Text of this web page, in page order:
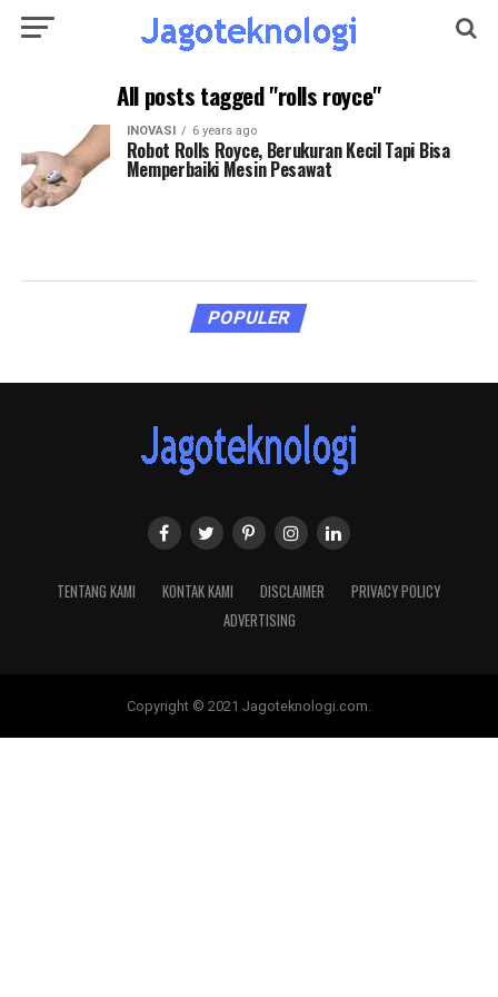
All posts tagged "rolls royce"
INOVASI 6 years ago
Robot Rolls Royce, Berukuran Kecil Tapi Bisa
Memperbaiki Mesin Pesawat
POPULER
TENTANG KAMI KONTAK KAMI DISCLAIMER
PRIVACY POLICY
ADVERTISING
Copyright © 2021 Jagoteknologi.com.